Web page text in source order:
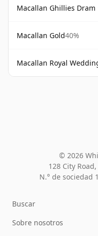
Macallan Ghillies Dram
Macallan Gold40%
Macallan Royal
© 2026
128 City Road,
N.° de sociedad
Buscar
Sobre nosotros